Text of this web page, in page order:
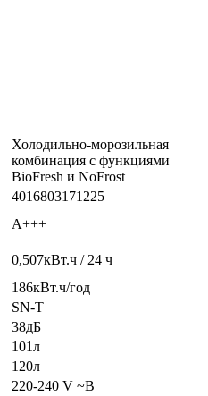
Холодильно-морозильная
комбинация с функциями
BioFresh и NoFrost
4016803171225
A+++
0,507кВт.ч / 24 ч
186кВт.ч/год
SN-T
38дБ
101л
120л
220-240 V ~В